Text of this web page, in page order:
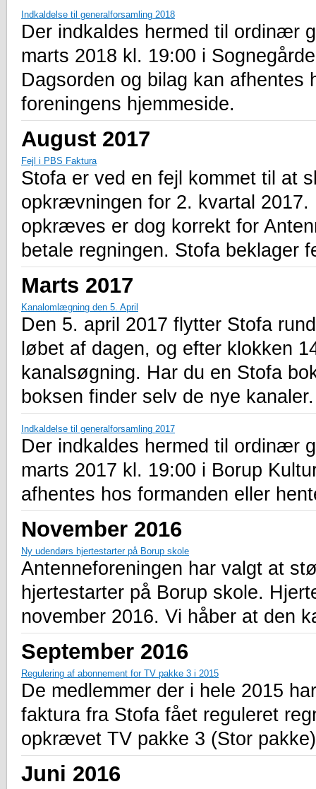
Indkaldelse til generalforsamling 2018
Der indkaldes hermed til ordinær
marts 2018 kl. 19:00 i
Dagsorden og bilag kan afhentes
foreningens hjemmeside.
August 2017
Fejl i PBS Faktura
Stofa er ved en fejl kommet til at
opkrævningen for 2. kvartal
opkræves er dog korrekt for
betale regningen. Stofa beklager
Marts 2017
Kanalomlægning den 5. April
Den 5. april 2017 flytter Stofa
løbet af dagen, og efter klokken
kanalsøgning. Har du en Stofa
boksen finder selv de nye kanaler.
Indkaldelse til generalforsamling 2017
Der indkaldes hermed til ordinær
marts 2017 kl. 19:00 i Borup
afhentes hos formanden eller
November 2016
Ny udendørs hjertestarter på Borup skole
Antenneforeningen har valgt at
hjertestarter på Borup skole.
november 2016. Vi håber at den
September 2016
Regulering af abonnement for TV pakke 3 i 2015
De medlemmer der i hele 2015
faktura fra Stofa fået reguleret
opkrævet TV pakke 3 (Stor
Juni 2016